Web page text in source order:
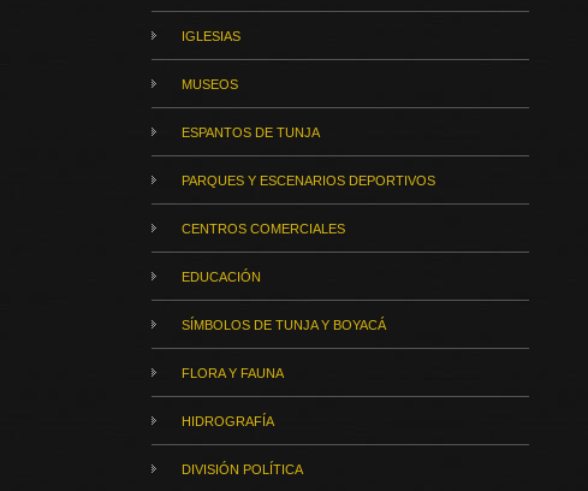
IGLESIAS
MUSEOS
ESPANTOS DE TUNJA
PARQUES Y ESCENARIOS DEPORTIVOS
CENTROS COMERCIALES
EDUCACIÓN
SÍMBOLOS DE TUNJA Y BOYACÁ
FLORA Y FAUNA
HIDROGRAFÍA
DIVISIÓN POLÍTICA